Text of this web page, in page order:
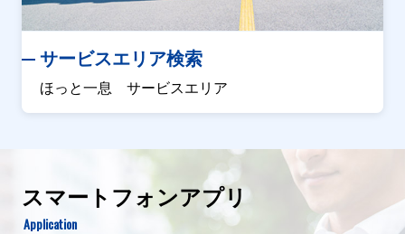
通行止・規制の情報はありません。
湾岸分岐線<西行>
通行止・規制の情報はありません。
11号台場線<上/芝浦>
レインボーブリッジ付近→芝浦ＪＣＴ付近
サービスエリア検索
ほっと一息 サービスエリア
スマートフォンアプリ
Application